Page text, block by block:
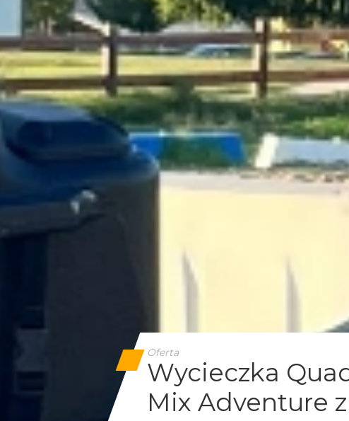
Oferta
Wycieczka
Mix Adventure